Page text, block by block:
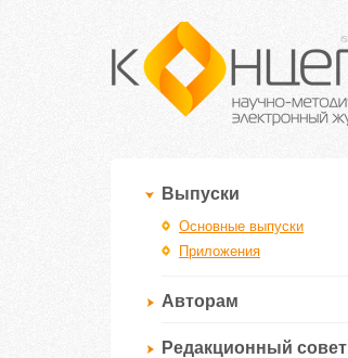
Выпуски
Основные выпуски
Приложения
Авторам
Редакционный совет